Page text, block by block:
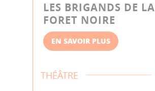
LES BRIGANDS DE LA
FORET NOIRE
EN SAVOIR PLUS
THÉÂTRE